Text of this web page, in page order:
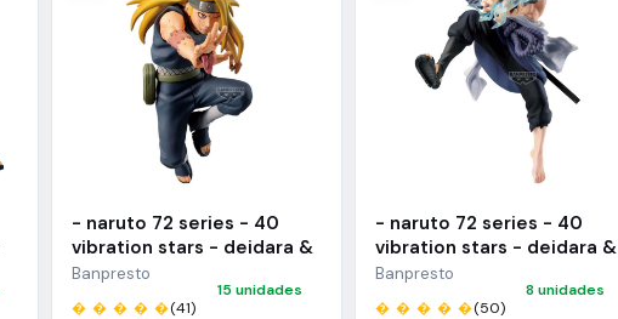
- naruto 72 series - 40
vibration stars - deidara &
sasuke uchiha - (a:deidara)
Banpresto
� � � � �(41)
15 unidades
- naruto 72 series - 40
vibration stars - deidara &
sasuke uchiha - (b:sasuke
uchiha)
Banpresto
� � � � �(50)
8 unidades